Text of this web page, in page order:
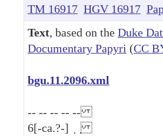
TM 16917 HGV 16917
Text, based on the Duke
Documentary Papyri (CC
bgu.11.2096.xml
-- -- -- -- --
6[-ca.?-] ̣ ̣